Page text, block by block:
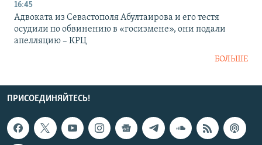
16:45
Адвоката из Севастополя Абултаирова и его тестя
осудили по обвинению в «госизмене», они подали
апелляцию – КРЦ
БОЛЬШЕ
ПРИСОЕДИНЯЙТЕСЬ!